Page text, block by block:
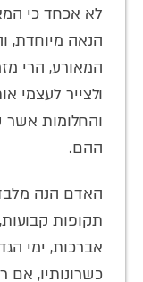
לא אכחד כי
הנאה מיוחדת,
המאורע, הרי
ולצייר לעצמי
והחלומות אשר
ההם.
האדם הנה
תקופות
אברכות, ימי
כשרונותיו, אם